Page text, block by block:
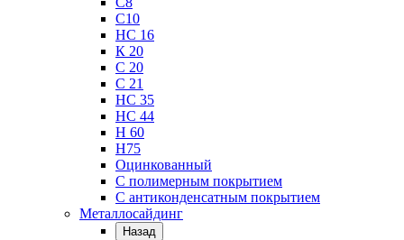
С10
НС 16
К 20
С 20
С 21
НС 35
НС 44
Н 60
Н75
Оцинкованный
С полимерным покрытием
С антиконденсатным покрытием
Металлосайдинг
Назад